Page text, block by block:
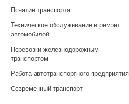
Понятие транспорта
Техническое обслуживание и ремонт
автомобилей
Перевозки железнодорожным
транспортом
Работа автотранспортного предприятия
Современный транспорт